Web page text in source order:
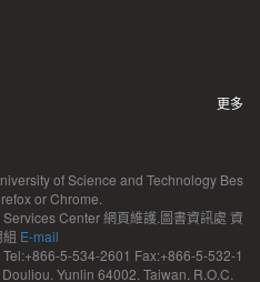
更多
of Science and Technology Bes
or Chrome.
Center 網頁維護.圖書資訊處 資
E-mail
5-534-2601 Fax:+866-5-532-1
Yunlin 64002. Taiwan. R.O.C.